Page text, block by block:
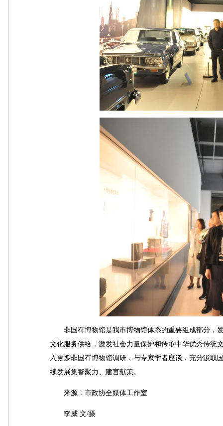
非国有博物馆是我市博物馆体系的重要组成部分，
文化服务供给，激发社会力量保护和传承中华优秀传统
入更多非国有博物馆调研，与专家学者座谈，充分汲取
续发展集智聚力、建言献策。
来源：市政协全媒体工作室
李威 文/摄